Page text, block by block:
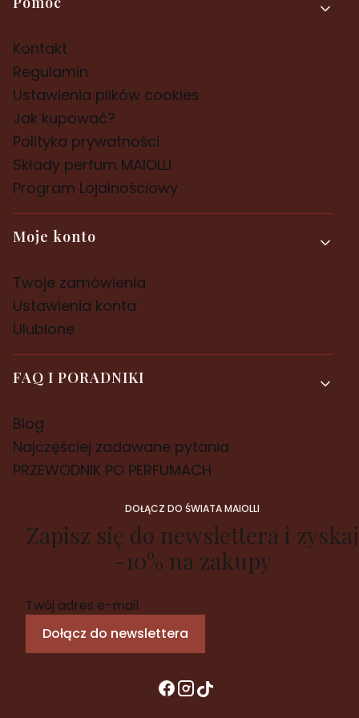
Kontakt
Regulamin
Ustawienia plików cookies
Jak kupować?
Polityka prywatności
Składy perfum MAIOLLI
Program Lojalnościowy
Moje konto
Twoje zamówienia
Ustawienia konta
Ulubione
FAQ I PORADNIKI
Blog
Najczęściej zadawane pytania
PRZEWODNIK PO PERFUMACH
DOŁĄCZ DO ŚWIATA MAIOLLI
Zapisz się do newslettera i zyskaj
-10% na zakupy
Twój adres e-mail
Dołącz do newslettera